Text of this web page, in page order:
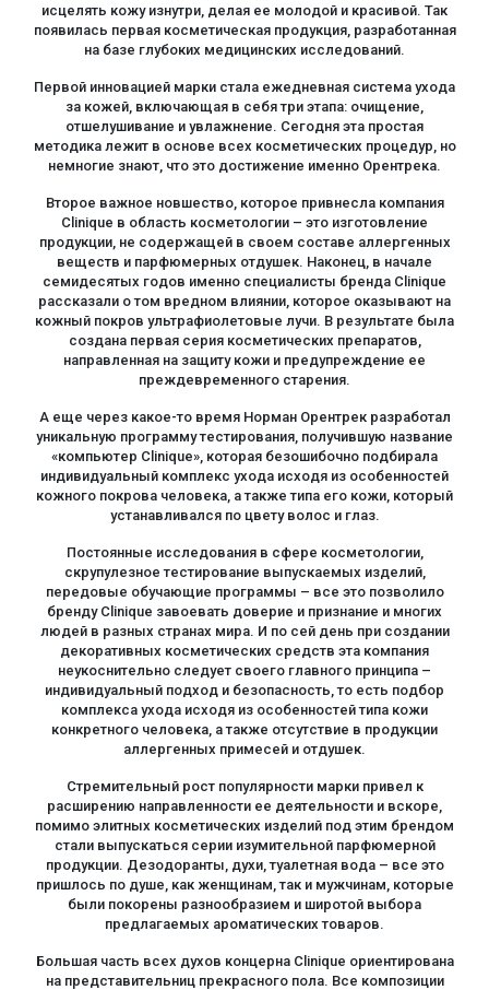
исцелять кожу изнутри, делая ее молодой и красивой. Так
появилась первая косметическая продукция, разработанная
на базе глубоких медицинских исследований.
Первой инновацией марки стала ежедневная система ухода
за кожей, включающая в себя три этапа: очищение,
отшелушивание и увлажнение. Сегодня эта простая
методика лежит в основе всех косметических процедур, но
немногие знают, что это достижение именно Орентрека.
Второе важное новшество, которое привнесла компания
Clinique в область косметологии – это изготовление
продукции, не содержащей в своем составе аллергенных
веществ и парфюмерных отдушек. Наконец, в начале
семидесятых годов именно специалисты бренда Clinique
рассказали о том вредном влиянии, которое оказывают на
кожный покров ультрафиолетовые лучи. В результате была
создана первая серия косметических препаратов,
направленная на защиту кожи и предупреждение ее
преждевременного старения.
А еще через какое-то время Норман Орентрек разработал
уникальную программу тестирования, получившую название
«компьютер Clinique», которая безошибочно подбирала
индивидуальный комплекс ухода исходя из особенностей
кожного покрова человека, а также типа его кожи, который
устанавливался по цвету волос и глаз.
Постоянные исследования в сфере косметологии,
скрупулезное тестирование выпускаемых изделий,
передовые обучающие программы – все это позволило
бренду Clinique завоевать доверие и признание и многих
людей в разных странах мира. И по сей день при создании
декоративных косметических средств эта компания
неукоснительно следует своего главного принципа –
индивидуальный подход и безопасность, то есть подбор
комплекса ухода исходя из особенностей типа кожи
конкретного человека, а также отсутствие в продукции
аллергенных примесей и отдушек.
Стремительный рост популярности марки привел к
расширению направленности ее деятельности и вскоре,
помимо элитных косметических изделий под этим брендом
стали выпускаться серии изумительной парфюмерной
продукции. Дезодоранты, духи, туалетная вода – все это
пришлось по душе, как женщинам, так и мужчинам, которые
были покорены разнообразием и широтой выбора
предлагаемых ароматических товаров.
Большая часть всех духов концерна Clinique ориентирована
на представительниц прекрасного пола. Все композиции